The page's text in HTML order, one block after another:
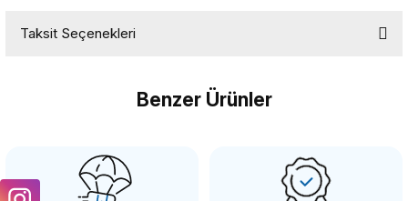
Yorum Yaz
Taksit Seçenekleri
Benzer Ürünler
OEM Marka Nikon D90 Lcd Koruma Camı